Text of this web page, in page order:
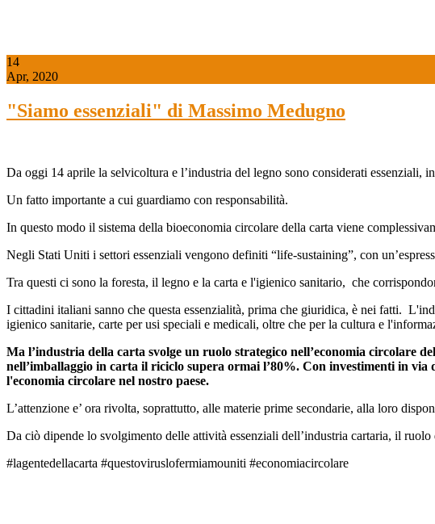
14
Apr, 2020
"Siamo essenziali" di Massimo Medugno
Da oggi 14 aprile la selvicoltura e l’industria del legno sono considerati
Un fatto importante a cui guardiamo con responsabilità.
In questo modo il sistema della bioeconomia circolare della carta viene
Negli Stati Uniti i settori essenziali vengono definiti “life-sustaining”, con
Tra questi ci sono la foresta, il legno e la carta e l'igienico sanitario, che
I cittadini italiani sanno che questa essenzialità, prima che giuridica, è nei fatti.
igienico sanitarie, carte per usi speciali e medicali, oltre che per la cultura e
Ma l’industria della carta svolge un ruolo strategico nell’economia circolare
nell’imballaggio in carta il riciclo supera ormai l’80%. Con investimenti in
l'economia circolare nel nostro paese.
L’attenzione e’ ora rivolta, soprattutto, alle materie prime secondarie, alla loro
Da ciò dipende lo svolgimento delle attività essenziali dell’industria cartaria, il
#lagentedellacarta #questoviruslofermiamouniti #economiacircolare